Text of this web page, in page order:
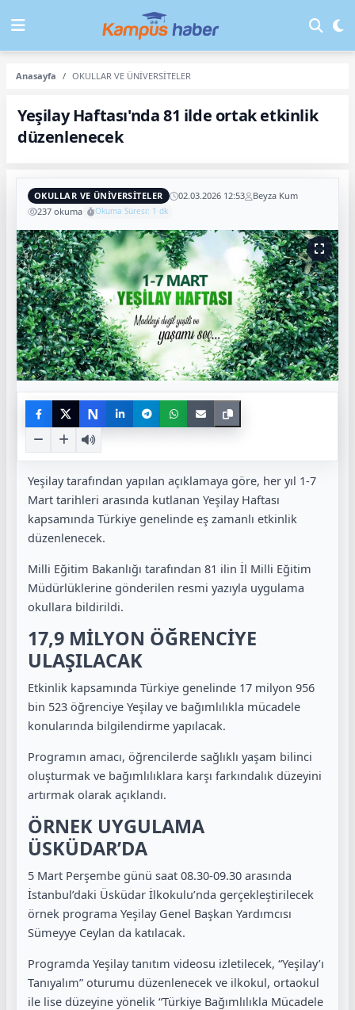
Anasayfa OKULLAR VE ÜNİVERSİTELER
Yeşilay Haftası'nda 81 ilde ortak etkinlik
düzenlenecek
OKULLAR VE ÜNİVERSİTELER 02.03.2026 12:53
Beyza Kum
237 okuma
Okuma Süresi: 1 dk
N
Yeşilay tarafından yapılan açıklamaya göre, her yıl 1-7
Mart tarihleri arasında kutlanan Yeşilay Haftası
kapsamında Türkiye genelinde eş zamanlı etkinlik
düzenlenecek.
Milli Eğitim Bakanlığı tarafından 81 ilin İl Milli Eğitim
Müdürlüklerine gönderilen resmi yazıyla uygulama
okullara bildirildi.
17,9 MİLYON ÖĞRENCİYE
ULAŞILACAK
Etkinlik kapsamında Türkiye genelinde 17 milyon 956
bin 523 öğrenciye Yeşilay ve bağımlılıkla mücadele
konularında bilgilendirme yapılacak.
Programın amacı, öğrencilerde sağlıklı yaşam bilinci
oluşturmak ve bağımlılıklara karşı farkındalık düzeyini
artırmak olarak açıklandı.
ÖRNEK UYGULAMA
ÜSKÜDAR’DA
5 Mart Perşembe günü saat 08.30-09.30 arasında
İstanbul’daki Üsküdar İlkokulu’nda gerçekleştirilecek
örnek programa Yeşilay Genel Başkan Yardımcısı
Sümeyye Ceylan da katılacak.
Programda Yeşilay tanıtım videosu izletilecek, “Yeşilay’ı
Tanıyalım” oturumu düzenlenecek ve ilkokul, ortaokul
ile lise düzeyine yönelik “Türkiye Bağımlılıkla Mücadele